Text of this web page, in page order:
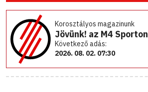
Korosztályos magazinunk
Jövünk! az M4 Sporton
Következő adás:
2026. 08. 02. 07:30